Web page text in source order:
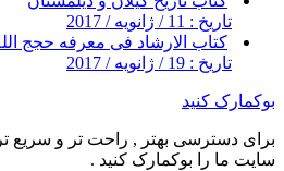
تاریخ : 11 / ژانویه / 2017
کتاب الارشاد فی معرفه حجج
تاریخ : 19 / ژانویه / 2017
بوکمارک کنید
برای دسترسی بهتر , راحت تر و سریع
سایت ما را بوکمارک کنید .